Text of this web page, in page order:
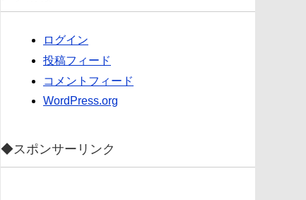
ログイン
投稿フィード
コメントフィード
WordPress.org
◆スポンサーリンク